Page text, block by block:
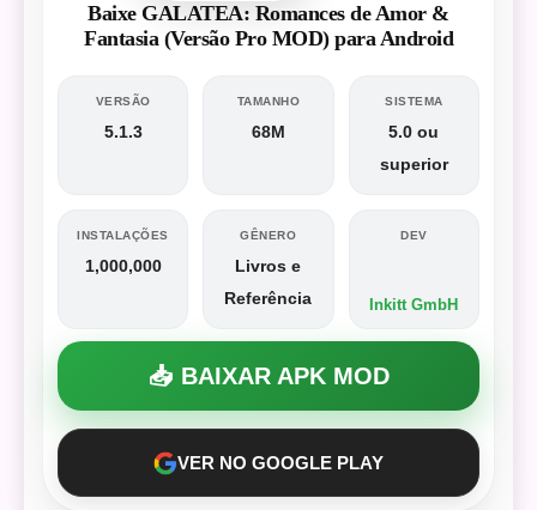
Baixe GALATEA: Romances de Amor &
Fantasia (Versão Pro MOD) para Android
VERSÃO
5.1.3
TAMANHO
68M
SISTEMA
5.0 ou
superior
INSTALAÇÕES
1,000,000
GÊNERO
Livros e
Referência
DEV
Inkitt GmbH
📥 BAIXAR APK MOD
VER NO GOOGLE PLAY